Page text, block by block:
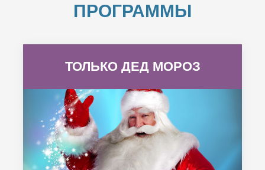
ПРОГРАММЫ
ТОЛЬКО ДЕД МОРОЗ